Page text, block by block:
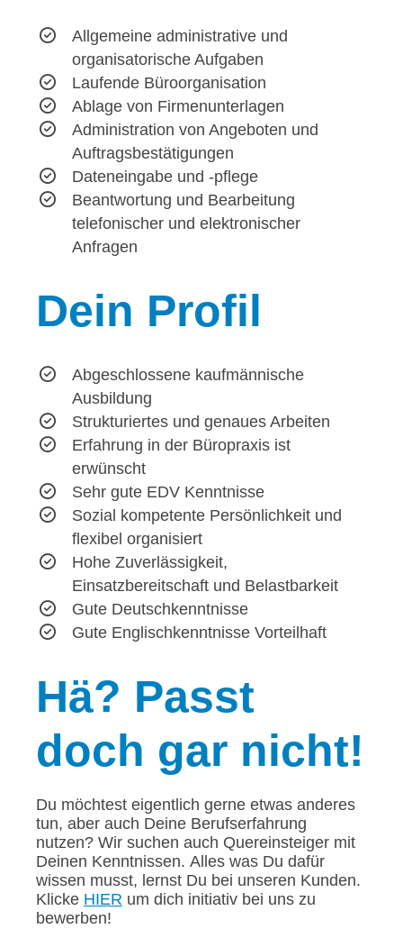
Allgemeine administrative und
organisatorische Aufgaben
Laufende Büroorganisation
Ablage von Firmenunterlagen
Administration von Angeboten und
Auftragsbestätigungen
Dateneingabe und -pflege
Beantwortung und Bearbeitung
telefonischer und elektronischer
Anfragen
Dein Profil
Abgeschlossene kaufmännische
Ausbildung
Strukturiertes und genaues Arbeiten
Erfahrung in der Büropraxis ist
erwünscht
Sehr gute EDV Kenntnisse
Sozial kompetente Persönlichkeit und
flexibel organisiert
Hohe Zuverlässigkeit,
Einsatzbereitschaft und Belastbarkeit
Gute Deutschkenntnisse
Gute Englischkenntnisse Vorteilhaft
Hä? Passt
doch gar nicht!
Du möchtest eigentlich gerne etwas anderes
tun, aber auch Deine Berufserfahrung
nutzen? Wir suchen auch Quereinsteiger mit
Deinen Kenntnissen. Alles was Du dafür
wissen musst, lernst Du bei unseren Kunden.
Klicke HIER um dich initiativ bei uns zu
bewerben!